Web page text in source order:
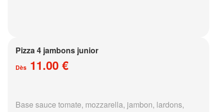
Pizza 4 jambons junior
Dès 11.00 €
Base sauce tomate, mozzarella, jambon, lardons,